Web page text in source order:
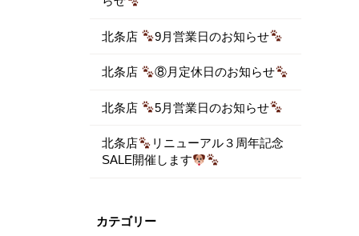
北条店 9月営業日のお知らせ
北条店 ⑧月定休日のお知らせ
北条店 5月営業日のお知らせ
北条店
リニューアル３周年記念
SALE開催します
カテゴリー